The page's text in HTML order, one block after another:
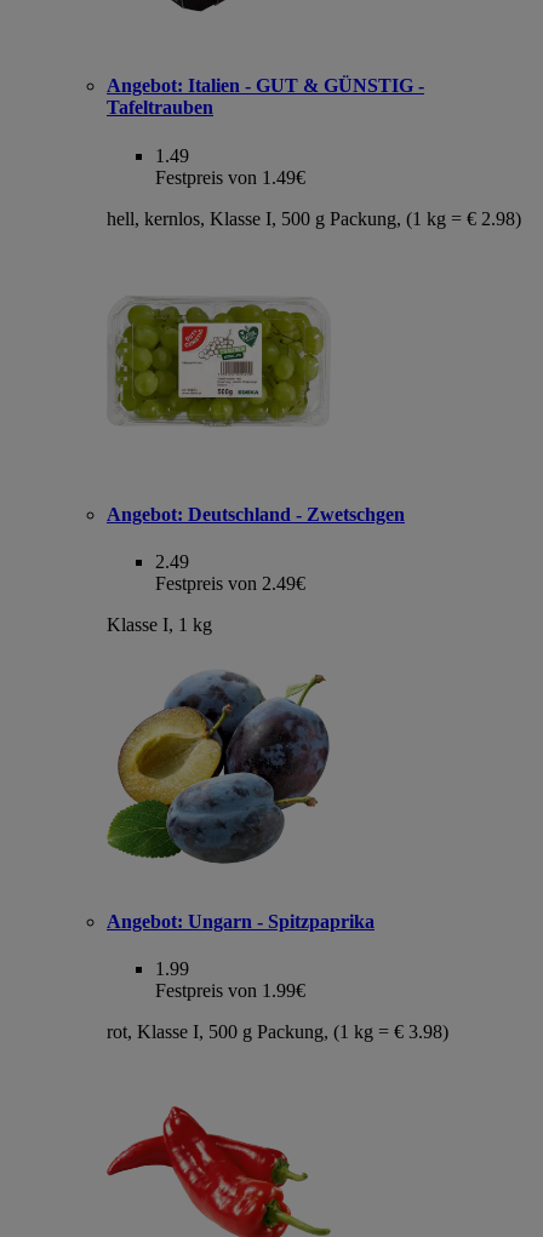
Angebot: Italien - GUT & GÜNSTIG -
Tafeltrauben
1.49
Festpreis von 1.49€
hell, kernlos, Klasse I, 500 g Packung, (1 kg = € 2.98)
Angebot: Deutschland - Zwetschgen
2.49
Festpreis von 2.49€
Klasse I, 1 kg
Angebot: Ungarn - Spitzpaprika
1.99
Festpreis von 1.99€
rot, Klasse I, 500 g Packung, (1 kg = € 3.98)